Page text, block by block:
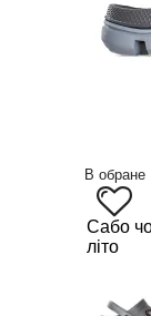
В обране
Сабо
літо